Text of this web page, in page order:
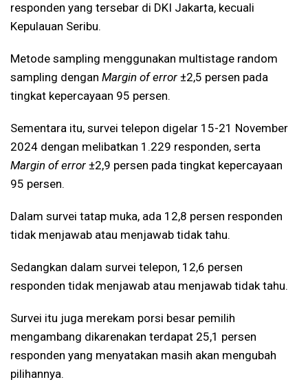
responden yang tersebar di DKI Jakarta, kecuali
Kepulauan Seribu.
Metode sampling menggunakan multistage random
sampling dengan Margin of error ±2,5 persen pada
tingkat kepercayaan 95 persen.
Sementara itu, survei telepon digelar 15-21 November
2024 dengan melibatkan 1.229 responden, serta
Margin of error ±2,9 persen pada tingkat kepercayaan
95 persen.
Dalam survei tatap muka, ada 12,8 persen responden
tidak menjawab atau menjawab tidak tahu.
Sedangkan dalam survei telepon, 12,6 persen
responden tidak menjawab atau menjawab tidak tahu.
Survei itu juga merekam porsi besar pemilih
mengambang dikarenakan terdapat 25,1 persen
responden yang menyatakan masih akan mengubah
pilihannya.